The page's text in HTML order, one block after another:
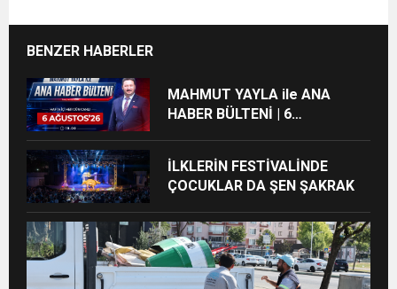
BENZER HABERLER
MAHMUT YAYLA ile ANA
HABER BÜLTENİ | 6
İLKLERİN FESTİVALİNDE
ÇOCUKLAR DA ŞEN ŞAKRAK